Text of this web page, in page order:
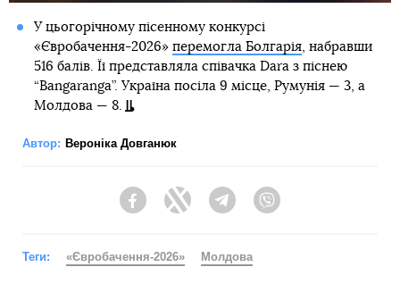
У цьогорічному пісенному конкурсі
«Євробачення-2026» перемогла Болгарія, набравши
516 балів. Її представляла співачка Dara з піснею
“Bangaranga”. Україна посіла 9 місце, Румунія — 3, а
Молдова — 8.
Автор: Вероніка Довганюк
FacebookTwitter Telegram
Теги: «Євробачення-2026» Молдова